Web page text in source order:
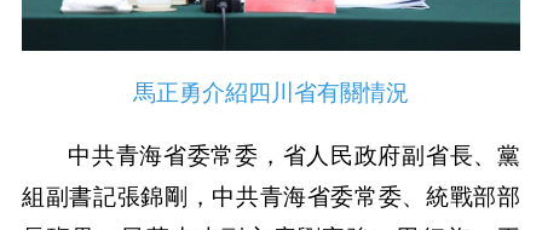
馬正勇介紹四川省有關情況
中共青海省委常委，省人民政府副省長、黨
組副書記張錦剛，中共青海省委常委、統戰部部